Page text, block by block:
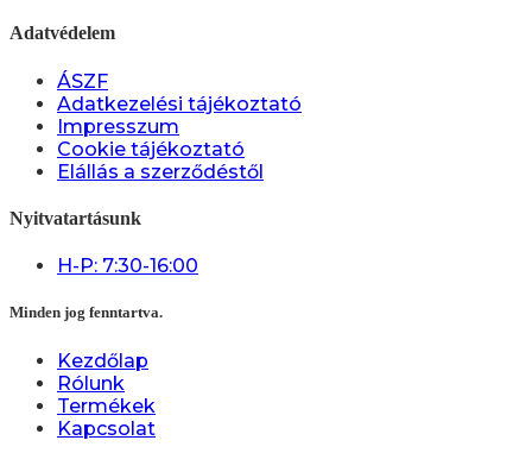
Adatvédelem
ÁSZF
Adatkezelési tájékoztató
Impresszum
Cookie tájékoztató
Elállás a szerződéstől
Nyitvatartásunk
H-P: 7:30-16:00
Minden jog fenntartva.
Kezdőlap
Rólunk
Termékek
Kapcsolat